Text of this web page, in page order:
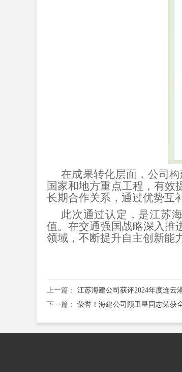
在成果转化层面，公司构
国家和地方重点工程，有效
长期合作关系，通过优势互
此次通过认定，是江苏
值。在交通强国战略深入推
领域，不断提升自主创新能
上一篇： 江苏海建公司获评2024年度连云
下一篇： 荣誉！海建公司顾卫星同志荣获